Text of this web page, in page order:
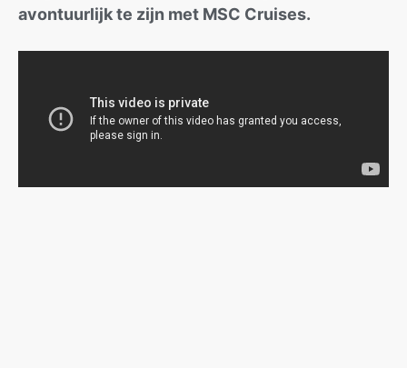
avontuurlijk te zijn met MSC Cruises.